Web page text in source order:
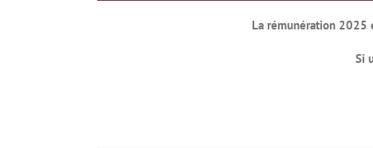
La rémunération 2025
Si